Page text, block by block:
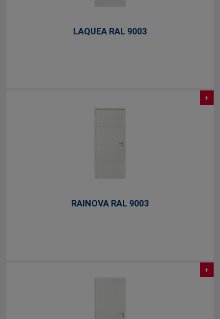
LAQUEA RAL 9003
+
RAINOVA RAL 9003
+